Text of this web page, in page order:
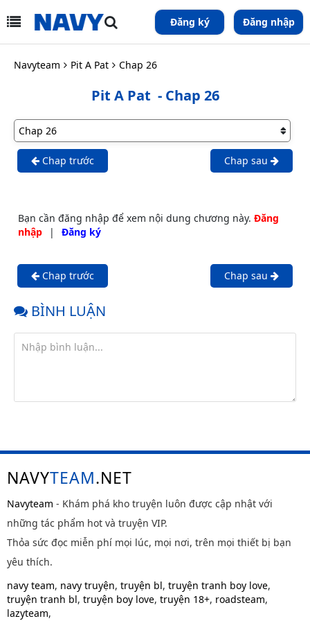
Đăng ký Đăng nhập
Navyteam Pit A Pat Chap 26
Pit A Pat - Chap 26
Chap trước Chap sau
Bạn cần đăng nhập để xem nội dung chương này. Đăng
nhập
| Đăng ký
Chap trước Chap sau
BÌNH LUẬN
NAVYTEAM.NET
Navyteam - Khám phá kho truyện luôn được cập nhật với
những tác phẩm hot và truyện VIP.
Thỏa sức đọc miễn phí mọi lúc, mọi nơi, trên mọi thiết bị bạn
yêu thích.
navy team, navy truyện, truyện bl, truyện tranh boy love,
truyện tranh bl, truyện boy love, truyện 18+, roadsteam,
lazyteam,